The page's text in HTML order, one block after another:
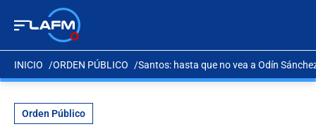
INICIO ORDEN PÚBLICO Santos: hasta que no vea a Odín
Orden Público